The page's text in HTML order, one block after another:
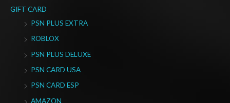
GIFT CARD
PSN PLUS EXTRA
ROBLOX
PSN PLUS DELUXE
PSN CARD USA
PSN CARD ESP
AMAZON